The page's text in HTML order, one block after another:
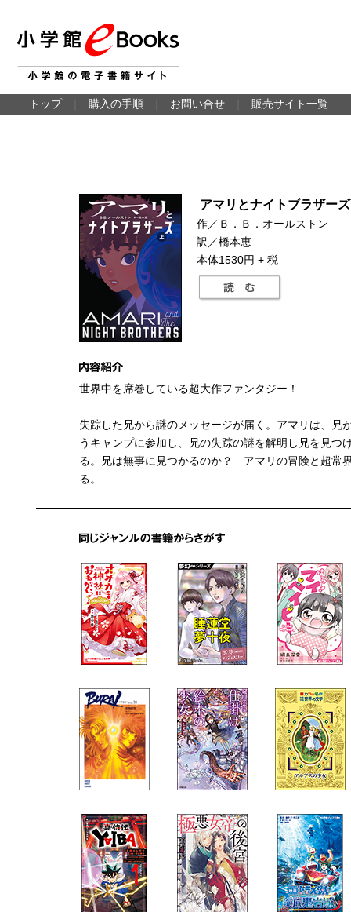
トップ 購入の手順 お問い合せ 販売サイト一覧
アマリとナイトブラザー
作／Ｂ．Ｂ．オールストン
訳／橋本恵
本体1530円 + 税
世界中を席巻している超大作ファンタジー！
失踪した兄から謎のメッセージが届く。アマリは、兄
うキャンプに参加し、兄の失踪の謎を解明し兄を見つ
る。兄は無事に見つかるのか？ アマリの冒険と超常
る。